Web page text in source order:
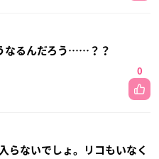
なるんだろう……？？
0
らないでしょ。リコもいなく